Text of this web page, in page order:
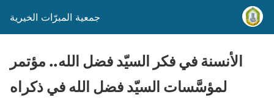
جمعية المبرّات الخيرية
الأنسنة في فكر السيّد فضل الله.. مؤتمر
لمؤسَّسات السيّد فضل الله في ذكراه